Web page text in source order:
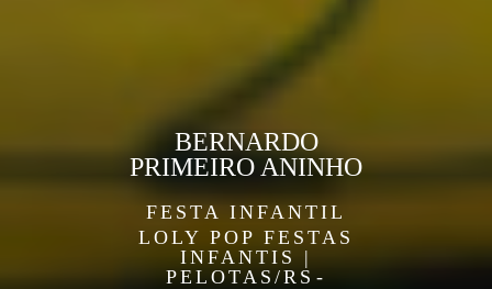
FESTA INFANTIL
LOLY POP FESTAS
INFANTIS |
PELOTAS/RS
BERNARDO
PRIMEIRO ANINHO